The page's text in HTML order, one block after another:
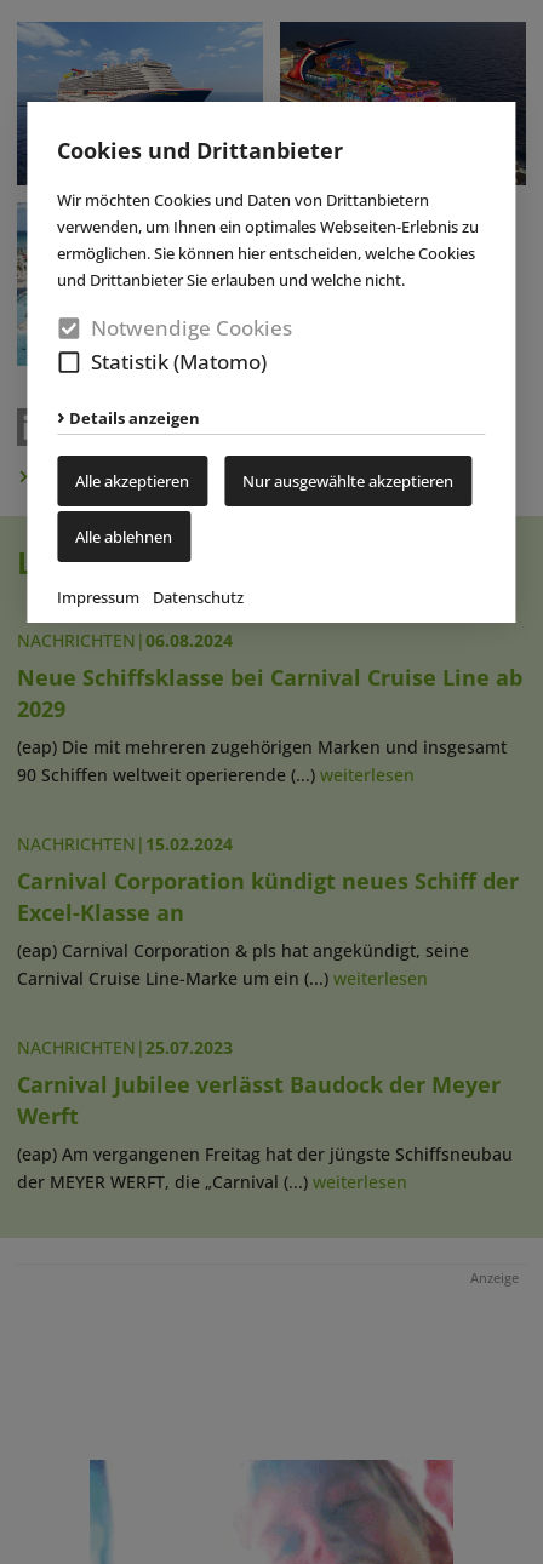
Cookies und Drittanbieter
Wir möchten Cookies und Daten von Drittanbietern
verwenden, um Ihnen ein optimales Webseiten-Erlebnis zu
ermöglichen. Sie können hier entscheiden, welche Cookies
und Drittanbieter Sie erlauben und welche nicht.
Notwendige Cookies
Statistik (Matomo)
Details anzeigen
Alle akzeptieren Nur ausgewählte akzeptieren
Alle ablehnen
Impressum Datenschutz
Newsletter abonnieren
Lesen Sie auch
NACHRICHTEN |06.08.2024
Neue Schiffsklasse bei Carnival Cruise Line ab
2029
(eap) Die mit mehreren zugehörigen Marken und insgesamt
90 Schiffen weltweit operierende (...) weiterlesen
NACHRICHTEN | 15.02.2024
Carnival Corporation kündigt neues Schiff der
Excel-Klasse an
(eap) Carnival Corporation & pls hat angekündigt, seine
Carnival Cruise Line-Marke um ein (...) weiterlesen
NACHRICHTEN |25.07.2023
Carnival Jubilee verlässt Baudock der Meyer
Werft
(eap) Am vergangenen Freitag hat der jüngste Schiffsneubau
der MEYER WERFT, die „Carnival (...) weiterlesen
Anzeige